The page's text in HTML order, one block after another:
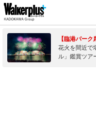
【臨港パーク
花火を間近で
ル」鑑賞ツア